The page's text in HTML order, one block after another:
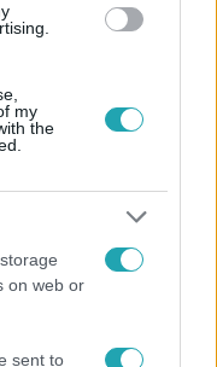
my
the
on web or
sent to
az ingatlanod